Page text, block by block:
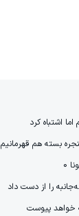
اشتباه کرد
بسته هم قهرمانیم
را از دست داد
خواهد پیوست